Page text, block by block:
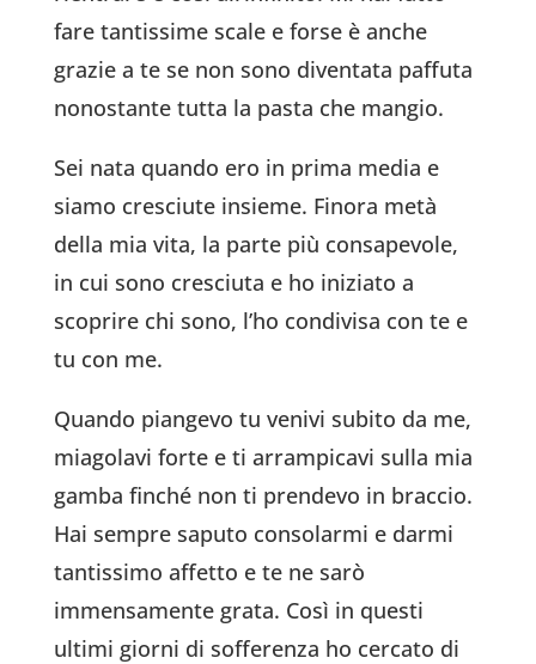
fare tantissime scale e forse è anche
grazie a te se non sono diventata paffuta
nonostante tutta la pasta che mangio.
Sei nata quando ero in prima media e
siamo cresciute insieme. Finora metà
della mia vita, la parte più consapevole,
in cui sono cresciuta e ho iniziato a
scoprire chi sono, l’ho condivisa con te e
tu con me.
Quando piangevo tu venivi subito da me,
miagolavi forte e ti arrampicavi sulla mia
gamba finché non ti prendevo in braccio.
Hai sempre saputo consolarmi e darmi
tantissimo affetto e te ne sarò
immensamente grata. Così in questi
ultimi giorni di sofferenza ho cercato di